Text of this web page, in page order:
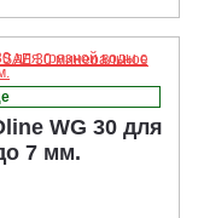
WG 30 для
7 мм.